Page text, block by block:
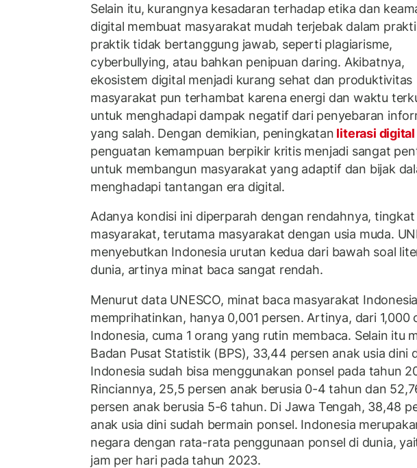
Selain itu, kurangnya kesadaran terhadap etika dan
digital membuat masyarakat mudah terjebak dalam
praktik tidak bertanggung jawab, seperti plagiarisme,
cyberbullying, atau bahkan penipuan daring. Akibatnya,
ekosistem digital menjadi kurang sehat dan produktivitas
masyarakat pun terhambat karena energi dan waktu
untuk menghadapi dampak negatif dari penyebaran
yang salah. Dengan demikian, peningkatan literasi digital
penguatan kemampuan berpikir kritis menjadi sangat
untuk membangun masyarakat yang adaptif dan bijak
menghadapi tantangan era digital.
Adanya kondisi ini diperparah dengan rendahnya, tingkat
masyarakat, terutama masyarakat dengan usia muda.
menyebutkan Indonesia urutan kedua dari bawah soal
dunia, artinya minat baca sangat rendah.
Menurut data UNESCO, minat baca masyarakat
memprihatinkan, hanya 0,001 persen. Artinya, dari 1,000
Indonesia, cuma 1 orang yang rutin membaca. Selain itu
Badan Pusat Statistik (BPS), 33,44 persen anak usia dini
Indonesia sudah bisa menggunakan ponsel pada tahun
Rinciannya, 25,5 persen anak berusia 0-4 tahun dan
persen anak berusia 5-6 tahun. Di Jawa Tengah, 38,48
anak usia dini sudah bermain ponsel. Indonesia
negara dengan rata-rata penggunaan ponsel di dunia,
jam per hari pada tahun 2023.